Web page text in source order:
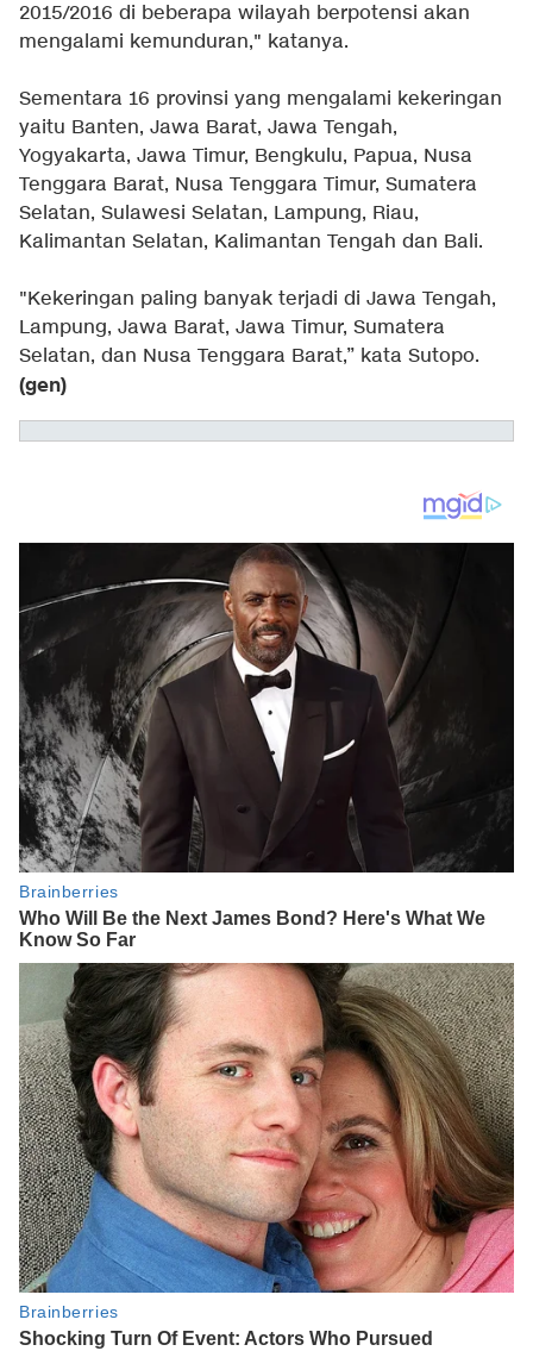
2015/2016 di beberapa wilayah berpotensi akan
mengalami kemunduran," katanya.
Sementara 16 provinsi yang mengalami kekeringan
yaitu Banten, Jawa Barat, Jawa Tengah,
Yogyakarta, Jawa Timur, Bengkulu, Papua, Nusa
Tenggara Barat, Nusa Tenggara Timur, Sumatera
Selatan, Sulawesi Selatan, Lampung, Riau,
Kalimantan Selatan, Kalimantan Tengah dan Bali.
"Kekeringan paling banyak terjadi di Jawa Tengah,
Lampung, Jawa Barat, Jawa Timur, Sumatera
Selatan, dan Nusa Tenggara Barat,” kata Sutopo.
(gen)